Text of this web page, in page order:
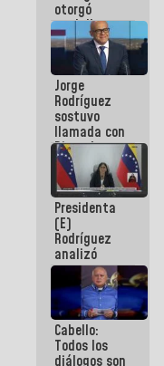
otorgó
medalla
"Héroe de
Venezuela"
a servidores
públicos
Jorge
Rodríguez
sostuvo
llamada con
Dinorah
Figuera y
acuerdan
primer
encuentro
presencial
para el
diálogo
Presidenta
(E)
Rodríguez
analizó
junto a
gobernadores
planes de
recuperación
del Sistema
Eléctrico
Cabello:
Todos los
diálogos son